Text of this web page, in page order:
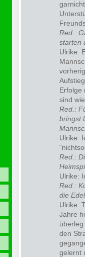
Red.:
starten
Ulrike:
sind
Red.:
bringst
Ulrike:
Red.:
Ulrike:
Red.:
die
Ulrike:
Jahre
den
gelernt